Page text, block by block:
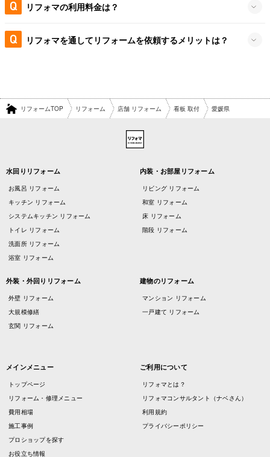
リフォマの利用料金は？
リフォマを通してリフォームを依頼するメリットは？
リフォームTOP リフォーム 店舗 リフォーム 看板 取付 愛媛県
水回りリフォーム
お風呂 リフォーム
キッチン リフォーム
システムキッチン リフォーム
トイレ リフォーム
洗面所 リフォーム
浴室 リフォーム
内装・お部屋リフォーム
リビング リフォーム
和室 リフォーム
床 リフォーム
階段 リフォーム
外装・外回りリフォーム
外壁 リフォーム
大規模修繕
玄関 リフォーム
建物のリフォーム
マンション リフォーム
一戸建て リフォーム
メインメニュー
トップページ
リフォーム・修理メニュー
費用相場
施工事例
プロショップを探す
お役立ち情報
ご利用について
リフォマとは？
リフォマコンサルタント（ナベさん）
利用規約
プライバシーポリシー